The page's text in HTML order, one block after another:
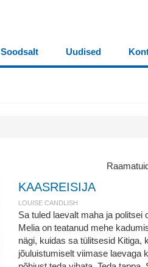
Soodsalt Uudised
KAASREISIJA
LOUISE CANDLISH
Sa tuled laevalt maha ja politsei
Melia on teatanud mehe
nägi, kuidas sa tülitsesid Kitiga,
jõuluistumiselt viimase laevaga